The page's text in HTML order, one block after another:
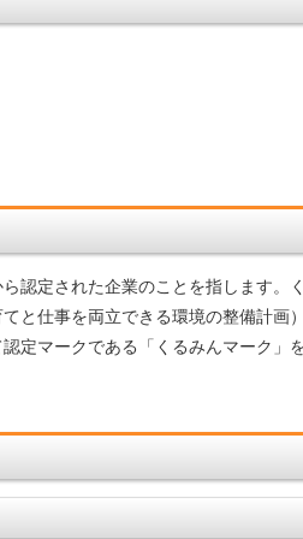
認定された企業のことを指します。
と仕事を両立できる環境の整備計画
定マークである「くるみんマーク」